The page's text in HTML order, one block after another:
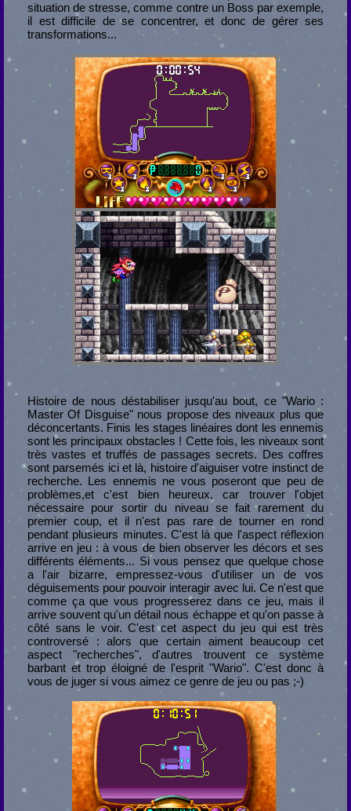
situation de stresse, comme contre un Boss par exemple,
il est difficile de se concentrer, et donc de gérer ses
transformations...
Histoire de nous déstabiliser jusqu'au bout, ce "Wario :
Master Of Disguise" nous propose des niveaux plus que
déconcertants. Finis les stages linéaires dont les ennemis
sont les principaux obstacles ! Cette fois, les niveaux sont
très vastes et truffés de passages secrets. Des coffres
sont parsemés ici et là, histoire d'aiguiser votre instinct de
recherche. Les ennemis ne vous poseront que peu de
problèmes,et c'est bien heureux, car trouver l'objet
nécessaire pour sortir du niveau se fait rarement du
premier coup, et il n'est pas rare de tourner en rond
pendant plusieurs minutes. C'est là que l'aspect réflexion
arrive en jeu : à vous de bien observer les décors et ses
différents éléments... Si vous pensez que quelque chose
a l'air bizarre, empressez-vous d'utiliser un de vos
déguisements pour pouvoir interagir avec lui. Ce n'est que
comme ça que vous progresserez dans ce jeu, mais il
arrive souvent qu'un détail nous échappe et qu'on passe à
côté sans le voir. C'est cet aspect du jeu qui est très
controversé : alors que certain aiment beaucoup cet
aspect "recherches", d'autres trouvent ce système
barbant et trop éloigné de l'esprit "Wario". C'est donc à
vous de juger si vous aimez ce genre de jeu ou pas ;-)